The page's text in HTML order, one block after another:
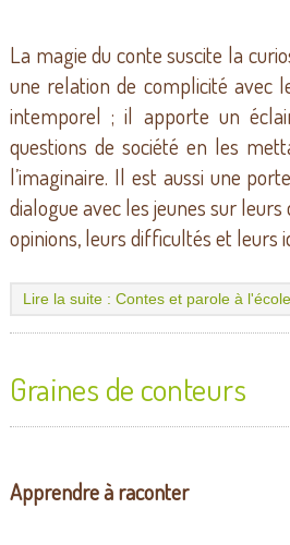
La magie du conte suscite la
une relation de complicité avec
intemporel ; il apporte un
questions de société en les
l’imaginaire. Il est aussi une
dialogue avec les jeunes sur
opinions, leurs difficultés et leurs
Lire la suite : Contes et parole à l'école
Graines de conteurs
Apprendre à raconter